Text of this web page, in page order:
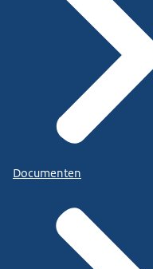
Documenten